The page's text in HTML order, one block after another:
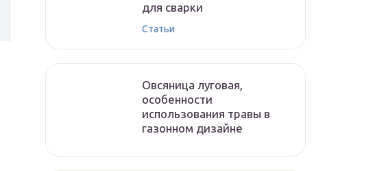
для сварки
Статьи
Овсяница луговая,
особенности
использования травы в
газонном дизайне